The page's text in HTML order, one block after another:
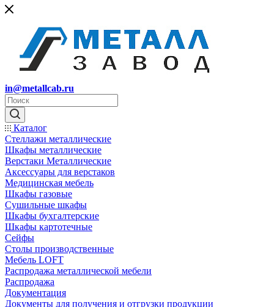
in@metallcab.ru
Каталог
Стеллажи металлические
Шкафы металлические
Верстаки Металлические
Аксессуары для верстаков
Медицинская мебель
Шкафы газовые
Сушильные шкафы
Шкафы бухгалтерские
Шкафы картотечные
Сейфы
Столы производственные
Мебель LOFT
Распродажа металлической мебели
Распродажа
Документация
Документы для получения и отгрузки продукции